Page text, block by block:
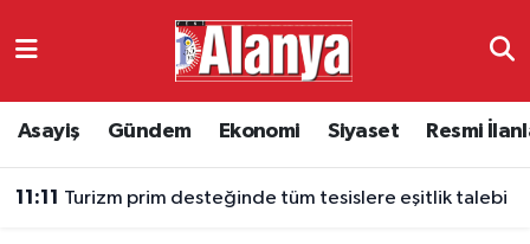
Asayiş Gündem Ekonomi Siyaset Resmi
11:11 Turizm prim desteğinde tüm tesislere eşitlik talebi
Ekonomi
Antalya Namaz Vakitleri